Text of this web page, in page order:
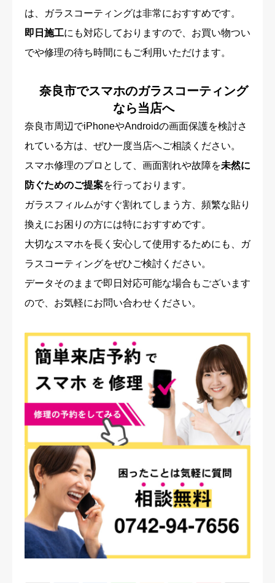
は、ガラスコーティングは非常におすすめです。
即日施工にも対応しておりますので、お買い物つい
でや修理の待ち時間にもご利用いただけます。
奈良市でスマホのガラスコーティング
なら当店へ
奈良市周辺でiPhoneやAndroidの画面保護を検討さ
れている方は、ぜひ一度当店へご相談ください。
スマホ修理のプロとして、画面割れや故障を未然に
防ぐためのご提案を行っております。
ガラスフィルムがすぐ割れてしまう方、頻繁な貼り
換えにお困りの方には特におすすめです。
大切なスマホを長く安心して使用するためにも、ガ
ラスコーティングをぜひご検討ください。
データそのままで即日対応可能な場合もございます
ので、お気軽にお問い合わせください。